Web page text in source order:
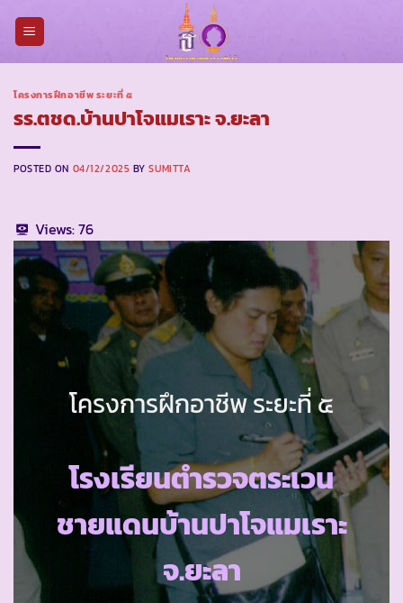
โครงการฝึกอาชีพ ระยะที่ ๕
รร.ตชด.บ้านปาโจแมเราะ จ.ยะลา
POSTED ON 04/12/2025 BYSUMITTA
Views:76
โครงการฝึกอาชีพ ระยะที่ ๕
โรงเรียนตำรวจตระเวน
ชายแดนบ้านปาโจแมเราะ
จ.ยะลา